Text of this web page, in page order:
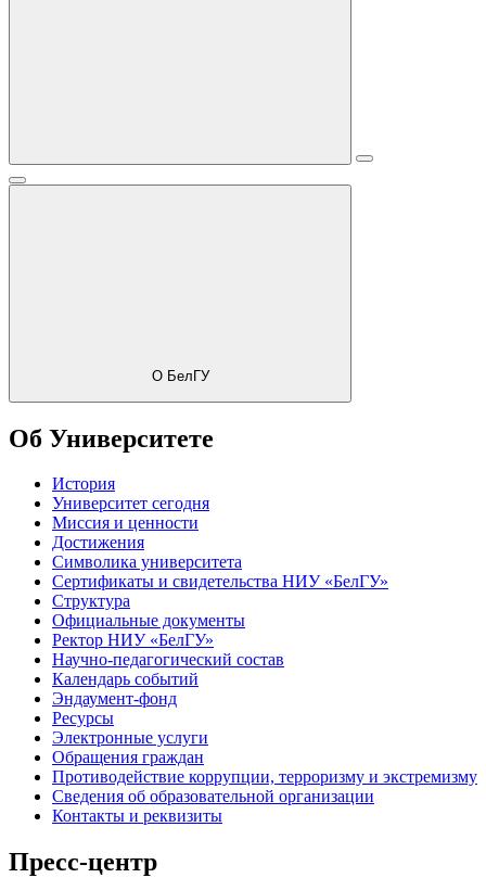
О БелГУ
Об Университете
История
Университет сегодня
Миссия и ценности
Достижения
Символика университета
Сертификаты и свидетельства НИУ «БелГУ»
Структура
Официальные документы
Ректор НИУ «БелГУ»
Научно-педагогический состав
Календарь событий
Эндаумент-фонд
Ресурсы
Электронные услуги
Обращения граждан
Противодействие коррупции, терроризму и экстремизму
Сведения об образовательной организации
Контакты и реквизиты
Пресс-центр